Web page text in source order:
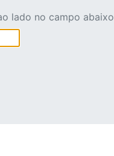
lado no campo abaixo